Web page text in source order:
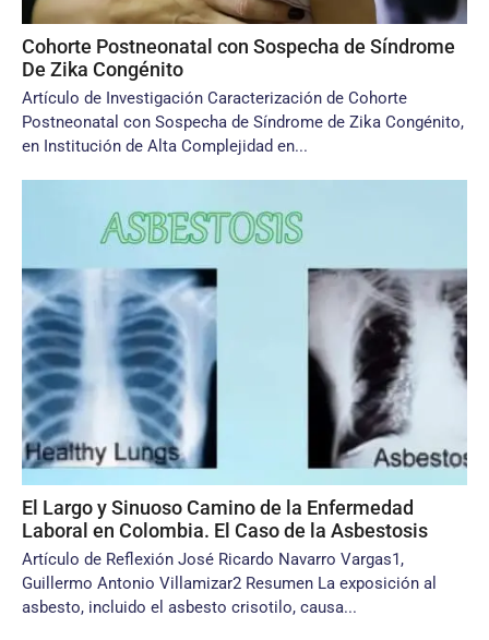
Cohorte Postneonatal con Sospecha de Síndrome
De Zika Congénito
Artículo de Investigación Caracterización de Cohorte
Postneonatal con Sospecha de Síndrome de Zika Congénito,
en Institución de Alta Complejidad en...
El Largo y Sinuoso Camino de la Enfermedad
Laboral en Colombia. El Caso de la Asbestosis
Artículo de Reflexión José Ricardo Navarro Vargas1,
Guillermo Antonio Villamizar2 Resumen La exposición al
asbesto, incluido el asbesto crisotilo, causa...